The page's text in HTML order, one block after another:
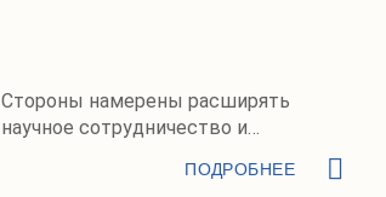
Стороны намерены расширять
научное сотрудничество и
ПОДРОБНЕЕ